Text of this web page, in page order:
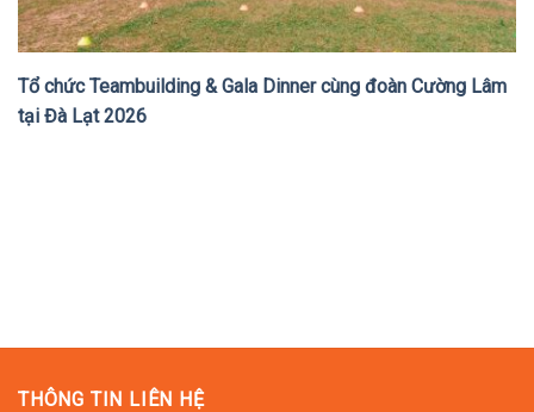
Tổ chức Teambuilding & Gala Dinner cùng đoàn Cường Lâm
tại Đà Lạt 2026
THÔNG TIN LIÊN HỆ